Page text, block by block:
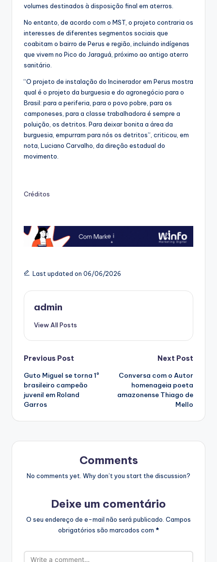
volumes destinados à disposição final em aterros.
No entanto, de acordo com o MST, o projeto contraria os
interesses de diferentes segmentos sociais que
coabitam o bairro de Perus e região, incluindo indígenas
que vivem no Pico do Jaraguá, próximo ao antigo aterro
sanitário.
“O projeto de instalação do Incinerador em Perus mostra
qual é o projeto da burguesia e do agronegócio para o
Brasil: para a periferia, para o povo pobre, para os
camponeses, para a classe trabalhadora é sempre a
poluição, os detritos. Para deixar bonita a área da
burguesia, empurram para nós os detritos”, criticou, em
nota, Luciano Carvalho, da direção estadual do
movimento.
Créditos
Last updated on 06/06/2026
admin
View All Posts
Post
navigation
Previous Post
Guto Miguel se torna 1º
brasileiro campeão
juvenil em Roland
Garros
Next Post
Conversa com o Autor
homenageia poeta
amazonense Thiago de
Mello
Comments
No comments yet. Why don’t you start the discussion?
Deixe um comentário
O seu endereço de e-mail não será publicado. Campos
obrigatórios são marcados com *